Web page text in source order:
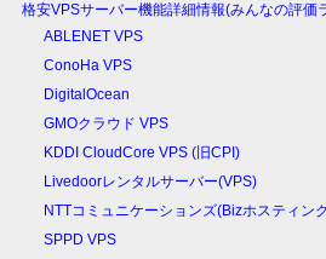
格安VPSサーバー機能詳細情報(みんなの評価
ABLENET VPS
ConoHa VPS
DigitalOcean
GMOクラウド VPS
KDDI CloudCore VPS (旧CPI)
Livedoorレンタルサーバー(VPS)
NTTコミュニケーションズ(Bizホスティン
SPPD VPS